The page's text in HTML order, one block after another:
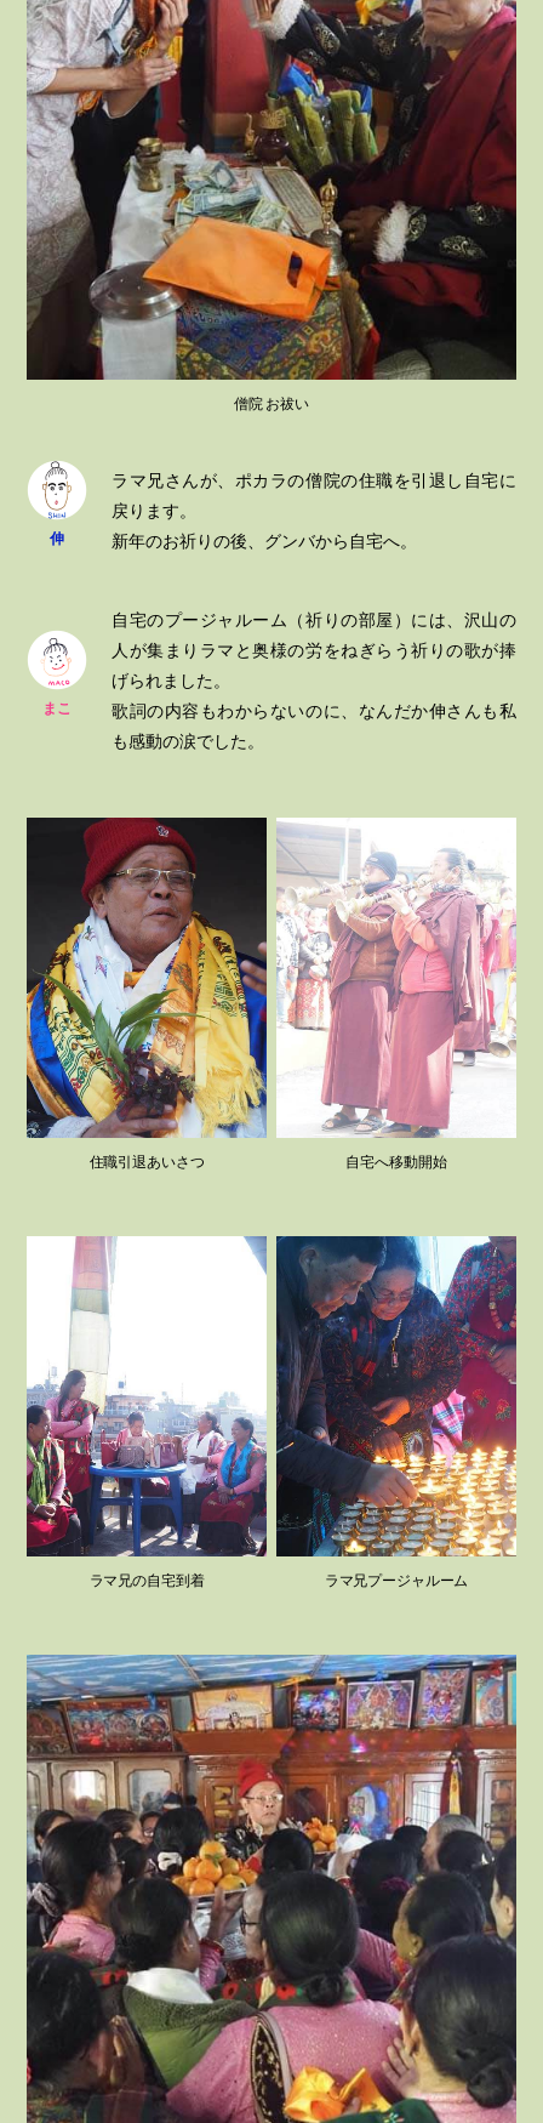
僧院 お祓い
伸
ラマ兄さんが、ポカラの僧院の住職を引退し自宅に
戻ります。
新年のお祈りの後、グンバから自宅へ。
まこ
自宅のプージャルーム（祈りの部屋）には、沢山の
人が集まりラマと奥様の労をねぎらう祈りの歌が捧
げられました。
歌詞の内容もわからないのに、なんだか伸さんも私
も感動の涙でした。
住職引退あいさつ 自宅へ移動開始
ラマ兄の自宅到着 ラマ兄プージャルーム